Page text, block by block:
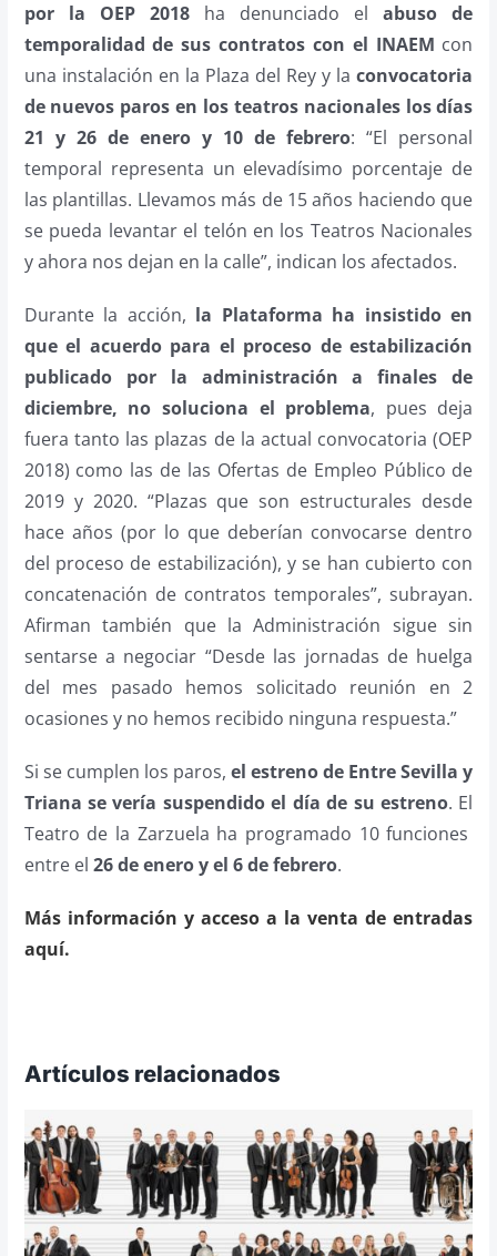
por la OEP 2018ha denunciado elabuso de
temporalidad de sus contratos con el INAEM con
una instalación en la Plaza del Rey y laconvocatoria
de nuevos paros en los teatros nacionales los días
21 y 26 de enero y 10 de febrero: “El personal
temporal representa un elevadísimo porcentaje de
las plantillas. Llevamos más de 15 años haciendo que
se pueda levantar el telón en los Teatros Nacionales
y ahora nos dejan en la calle”, indican los afectados.
Durante la acción, la Plataforma ha insistido en
que el acuerdo para el proceso de estabilización
publicado por la administración a finales de
diciembre, no soluciona el problema, pues deja
fuera tanto las plazas de la actual convocatoria (OEP
2018) como las de las Ofertas de Empleo Público de
2019 y 2020. “Plazas que son estructurales desde
hace años (por lo que deberían convocarse dentro
del proceso de estabilización), y se han cubierto con
concatenación de contratos temporales”, subrayan.
Afirman también que la Administración sigue sin
sentarse a negociar “Desde las jornadas de huelga
del mes pasado hemos solicitado reunión en 2
ocasiones y no hemos recibido ninguna respuesta.”
Si se cumplen los paros, el estreno de Entre Sevilla y
Triana se vería suspendido el día de su estreno. El
Teatro de la Zarzuela ha programado 10 funciones
entre el 26 de enero y el 6 de febrero.
Más información y acceso a la venta de entradas
aquí.
Artículos relacionados